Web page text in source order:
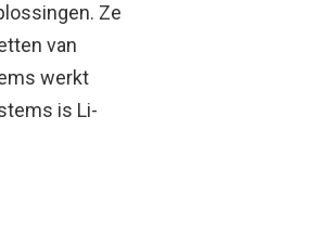
Ze
van
werkt
is Li-